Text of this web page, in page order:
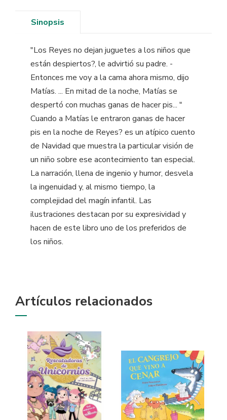
Sinopsis
"Los Reyes no dejan juguetes a los niños que
están despiertos?, le advirtió su padre. -
Entonces me voy a la cama ahora mismo, dijo
Matías. ... En mitad de la noche, Matías se
despertó con muchas ganas de hacer pis... "
Cuando a Matías le entraron ganas de hacer
pis en la noche de Reyes? es un atípico cuento
de Navidad que muestra la particular visión de
un niño sobre ese acontecimiento tan especial.
La narración, llena de ingenio y humor, desvela
la ingenuidad y, al mismo tiempo, la
complejidad del magín infantil. Las
ilustraciones destacan por su expresividad y
hacen de este libro uno de los preferidos de
los niños.
Artículos relacionados